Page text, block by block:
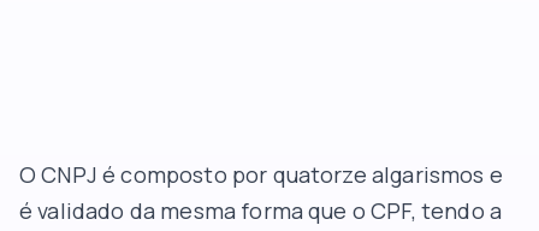
O CNPJ é composto por quatorze algarismos e
é validado da mesma forma que o CPF, tendo a